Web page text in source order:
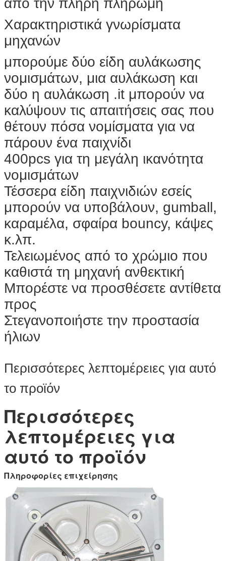
από την πλήρη πληρωμή
Χαρακτηριστικά γνωρίσματα
μηχανών
μπορούμε δύο είδη αυλάκωσης
νομισμάτων, μια αυλάκωση και
δύο η αυλάκωση .it μπορούν να
καλύψουν τις απαιτήσεις σας που
θέτουν πόσα νομίσματα για να
πάρουν ένα παιχνίδι
400pcs για τη μεγάλη ικανότητα
νομισμάτων
Τέσσερα είδη παιχνιδιών εσείς
μπορούν να υποβάλουν, gumball,
καραμέλα, σφαίρα bouncy, κάψες
κ.λπ.
Τελειωμένος από το χρώμιο που
καθιστά τη μηχανή ανθεκτική
Μπορέστε να προσθέσετε αντίθετα
προς
Στεγανοποιήστε την προστασία
ήλιων
Περισσότερες λεπτομέρειες για αυτό
το προϊόν
Περισσότερες
λεπτομέρειες για
αυτό το προϊόν
Πληροφορίες επιχείρησης